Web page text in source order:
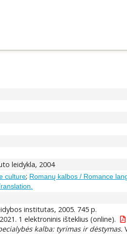
leidykla, 2004
culture; Romanų kalbos / Romance
institutas, 2005. 745 p.
1 elektroninis išteklius (online).
kalba: tyrimas ir dėstymas.